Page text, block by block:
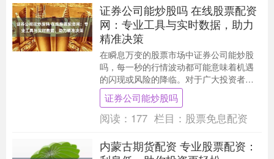
证券公司能炒股吗 在线股票配资
网：专业工具与实时数据，助力
精准决策
在瞬息万变的股票市场中证券公司能炒股
吗，每一秒的行情波动都可能意味着机遇
的闪现或风险的降临。对于广大投资者而
言，如何在信息洪流中捕捉有效信号，如
何在海量数据中提....
证券公司能炒股吗
阅读： 177 栏目： 股票免息配资
内蒙古期货配资 专业股票配资：